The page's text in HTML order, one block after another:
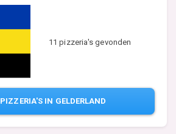
11 pizzeria's gevonden
PIZZERIA'S IN GELDERLAND